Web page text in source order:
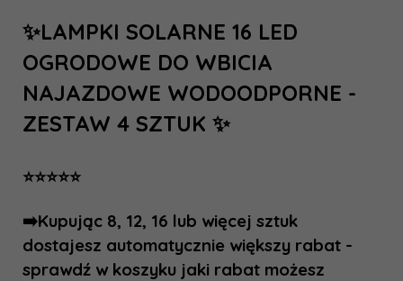
✨LAMPKI SOLARNE 16 LED
OGRODOWE DO WBICIA
NAJAZDOWE WODOODPORNE -
ZESTAW 4 SZTUK ✨
⭐⭐⭐⭐⭐
➡️Kupując 8, 12, 16 lub więcej sztuk
dostajesz automatycznie większy rabat -
sprawdź w koszyku jaki rabat możesz